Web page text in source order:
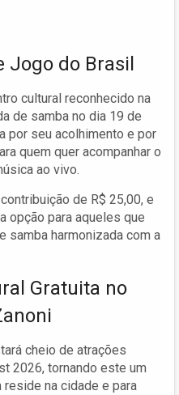
Jogo do Brasil
cultural reconhecido na
de samba no dia 19 de
por seu acolhimento e por
quem quer acompanhar o
ao vivo.
de R$ 25,00, e
opção para aqueles que
samba harmonizada com a
Gratuita no
cheio de atrações
2026, tornando este um
na cidade e para